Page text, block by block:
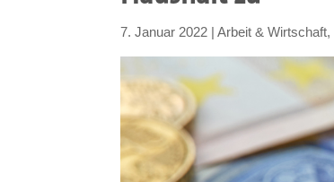
7. Januar 2022 |Arbeit & Wirtschaft,